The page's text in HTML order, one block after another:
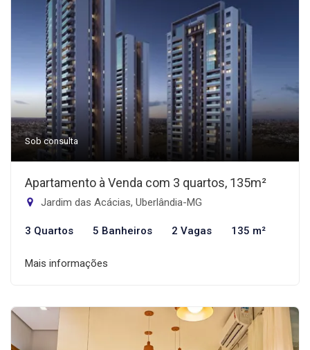
Sob consulta
Apartamento à Venda com 3 quartos, 135m²
Jardim das Acácias, Uberlândia-MG
3 Quartos 5 Banheiros 2 Vagas 135 m²
Mais informações